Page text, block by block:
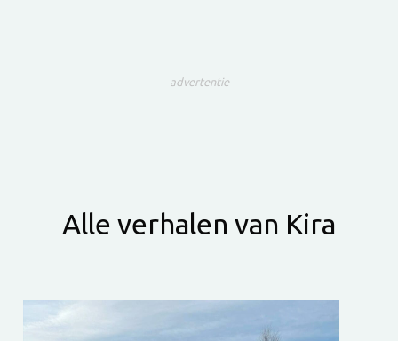
advertentie
Alle verhalen van Kira